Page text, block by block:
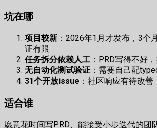
坑在哪
项目较新 ：2026年1月才发布，3个
证有限
任务拆分依赖人工 ：PRD写得不好
无自动化测试验证 ：需要自己配
31个开放issue ：社区响应有待改善
适合谁
愿意花时间写PRD、能接受小步迭代的团